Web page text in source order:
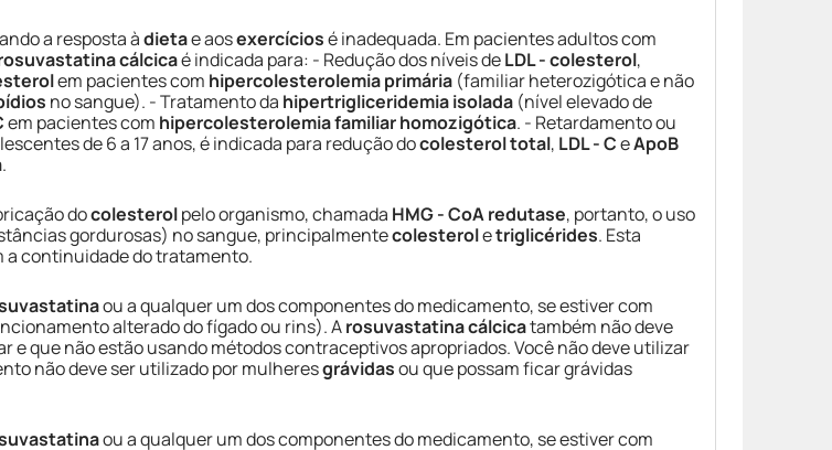
a resposta àdietae aosexercíciosé inadequada. Em pacientes adultos com
cálcicaé indicada para: - Redução dos níveis deLDL - colesterol,
em pacientes com hipercolesterolemia primária (familiar heterozigótica e não
no sangue). - Tratamento da hipertrigliceridemia isolada (nível elevado de
em pacientes com hipercolesterolemia familiar homozigótica. - Retardamento ou
de 6 a 17 anos, é indicada para redução docolesterol total, LDL - CeApoB
.
docolesterolpelo organismo, chamada HMG - CoA redutase, portanto, o uso
gordurosas) no sangue, principalmentecolesteroletriglicérides. Esta
a continuidade do tratamento.
ou a qualquer um dos componentes do medicamento, se estiver com
alterado do fígado ou rins). Arosuvastatina cálcicatambém não deve
e que não estão usando métodos contraceptivos apropriados. Você não deve utilizar
não deve ser utilizado por mulheresgrávidasou que possam ficar grávidas
ou a qualquer um dos componentes do medicamento, se estiver com